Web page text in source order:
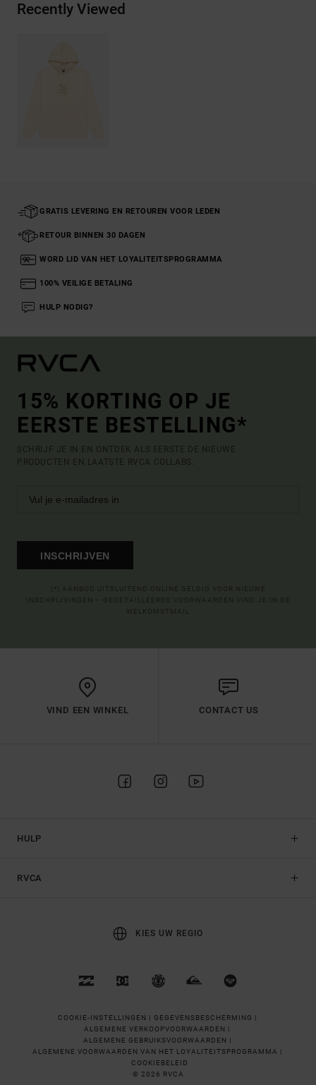
Recently Viewed
GRATIS LEVERING EN RETOUREN VOOR LEDEN
RETOUR BINNEN 30 DAGEN
WORD LID VAN HET LOYALITEITSPROGRAMMA
100% VEILIGE BETALING
HULP NODIG?
15% KORTING OP JE
EERSTE BESTELLING*
SCHRIJF JE IN EN ONTDEK ALS EERSTE DE NIEUWE
PRODUCTEN EN LAATSTE RVCA COLLABS.
INSCHRIJVEN
VIND EEN WINKEL CONTACT US
HULP
RVCA
KIES UW REGIO
COOKIE-INSTELLINGEN | GEGEVENSBESCHERMING |
ALGEMENE VERKOOPVOORWAARDEN |
ALGEMENE GEBRUIKSVOORWAARDEN |
ALGEMENE VOORWAARDEN VAN HET LOYALITEITSPROGRAMMA |
COOKIEBELEID
© 2026 RVCA